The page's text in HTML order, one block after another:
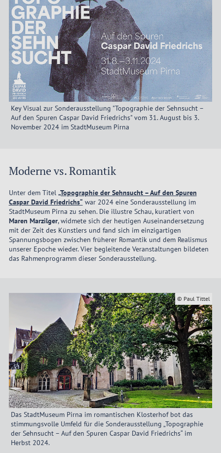
Key Visual zur Sonderausstellung "Topographie der Sehnsucht –
Auf den Spuren Caspar David Friedrichs" vom 31. August bis 3.
November 2024 im StadtMuseum Pirna
Moderne vs. Romantik
Unter dem Titel „Topographie der Sehnsucht – Auf den Spuren
Caspar David Friedrichs“ war 2024 eine Sonderausstellung im
StadtMuseum Pirna zu sehen. Die illustre Schau, kuratiert von
Maren Marzilger, widmete sich der heutigen Auseinandersetzung
mit der Zeit des Künstlers und fand sich im einzigartigen
Spannungsbogen zwischen früherer Romantik und dem Realismus
unserer Epoche wieder. Vier begleitende Veranstaltungen bildeten
das Rahmenprogramm dieser Sonderausstellung.
© Paul Tittel
Das StadtMuseum Pirna im romantischen Klosterhof bot das
stimmungsvolle Umfeld für die Sonderausstellung „Topographie
der Sehnsucht – Auf den Spuren Caspar David Friedrichs“ im
Herbst 2024.